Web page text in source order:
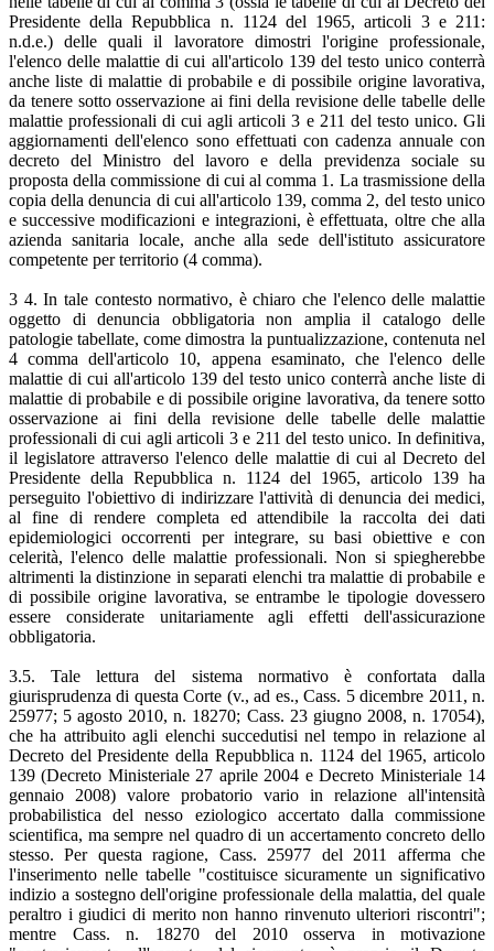
Presidente della Repubblica n. 1124 del 1965, articoli 3 e 211:
n.d.e.) delle quali il lavoratore dimostri l'origine professionale,
l'elenco delle malattie di cui all'articolo 139 del testo unico conterrà
anche liste di malattie di probabile e di possibile origine lavorativa,
da tenere sotto osservazione ai fini della revisione delle tabelle delle
malattie professionali di cui agli articoli 3 e 211 del testo unico. Gli
aggiornamenti dell'elenco sono effettuati con cadenza annuale con
decreto del Ministro del lavoro e della previdenza sociale su
proposta della commissione di cui al comma 1. La trasmissione della
copia della denuncia di cui all'articolo 139, comma 2, del testo unico
e successive modificazioni e integrazioni, è effettuata, oltre che alla
azienda sanitaria locale, anche alla sede dell'istituto assicuratore
competente per territorio (4 comma).
3 4. In tale contesto normativo, è chiaro che l'elenco delle malattie
oggetto di denuncia obbligatoria non amplia il catalogo delle
patologie tabellate, come dimostra la puntualizzazione, contenuta nel
4 comma dell'articolo 10, appena esaminato, che l'elenco delle
malattie di cui all'articolo 139 del testo unico conterrà anche liste di
malattie di probabile e di possibile origine lavorativa, da tenere sotto
osservazione ai fini della revisione delle tabelle delle malattie
professionali di cui agli articoli 3 e 211 del testo unico. In definitiva,
il legislatore attraverso l'elenco delle malattie di cui al Decreto del
Presidente della Repubblica n. 1124 del 1965, articolo 139 ha
perseguito l'obiettivo di indirizzare l'attività di denuncia dei medici,
al fine di rendere completa ed attendibile la raccolta dei dati
epidemiologici occorrenti per integrare, su basi obiettive e con
celerità, l'elenco delle malattie professionali. Non si spiegherebbe
altrimenti la distinzione in separati elenchi tra malattie di probabile e
di possibile origine lavorativa, se entrambe le tipologie dovessero
essere considerate unitariamente agli effetti dell'assicurazione
obbligatoria.
3.5. Tale lettura del sistema normativo è confortata dalla
giurisprudenza di questa Corte (v., ad es., Cass. 5 dicembre 2011, n.
25977; 5 agosto 2010, n. 18270; Cass. 23 giugno 2008, n. 17054),
che ha attribuito agli elenchi succedutisi nel tempo in relazione al
Decreto del Presidente della Repubblica n. 1124 del 1965, articolo
139 (Decreto Ministeriale 27 aprile 2004 e Decreto Ministeriale 14
gennaio 2008) valore probatorio vario in relazione all'intensità
probabilistica del nesso eziologico accertato dalla commissione
scientifica, ma sempre nel quadro di un accertamento concreto dello
stesso. Per questa ragione, Cass. 25977 del 2011 afferma che
l'inserimento nelle tabelle "costituisce sicuramente un significativo
indizio a sostegno dell'origine professionale della malattia, del quale
peraltro i giudici di merito non hanno rinvenuto ulteriori riscontri";
mentre Cass. n. 18270 del 2010 osserva in motivazione